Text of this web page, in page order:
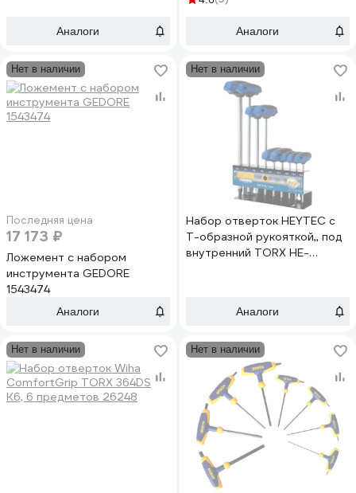
Аналоги Аналоги
Нет в наличии
Последняя цена
17 173 ₽
Ложемент c набором
инструмента GEDORE
1543474
Аналоги
Нет в наличии
Набор отверток HEYTEC с
Т-образной рукояткой,, под
внутренний TORX HE-
Аналоги
Нет в наличии Нет в наличии